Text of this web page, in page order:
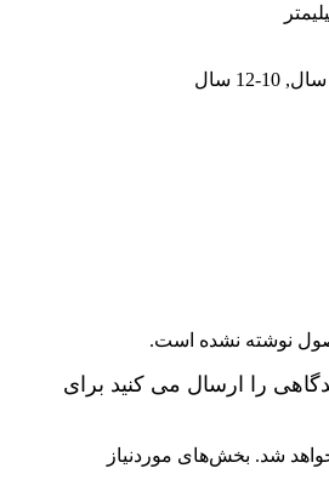
نوشته نشده است.
را ارسال می کنید برای
شد. بخش‌های موردنیاز